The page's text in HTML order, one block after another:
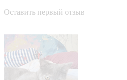
Оставить первый отзыв